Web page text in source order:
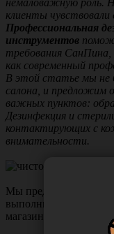
клиенты чувствовали
Профессиональная
инструментов
требования СанПина,
как современный
В этой статье мы не
салона, и предложим
важных пунктов:
Дезинфекция и
контактирующих с
внимательности.
Мы предлагаем пять
выполнить с помощью
магазина «Первый